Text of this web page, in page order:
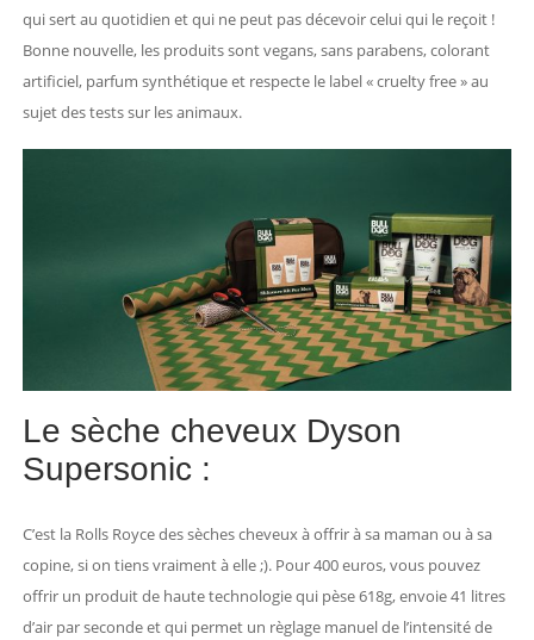
qui sert au quotidien et qui ne peut pas décevoir celui qui le reçoit !
Bonne nouvelle, les produits sont vegans, sans parabens, colorant
artificiel, parfum synthétique et respecte le label « cruelty free » au
sujet des tests sur les animaux.
Le sèche cheveux Dyson
Supersonic :
C’est la Rolls Royce des sèches cheveux à offrir à sa maman ou à sa
copine, si on tiens vraiment à elle ;). Pour 400 euros, vous pouvez
offrir un produit de haute technologie qui pèse 618g, envoie 41 litres
d’air par seconde et qui permet un règlage manuel de l’intensité de